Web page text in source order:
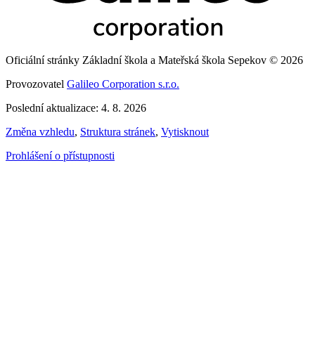
Oficiální stránky Základní škola a Mateřská škola Sepekov © 2026
Provozovatel Galileo Corporation s.r.o.
Poslední aktualizace: 4. 8. 2026
Změna vzhledu, Struktura stránek, Vytisknout
Prohlášení o přístupnosti